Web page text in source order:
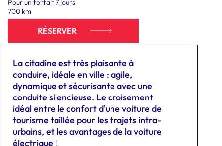
Pour un forfait7 jours
700 km
RÉSERVER
La citadine est très plaisante à
conduire, idéale en ville : agile,
dynamique et sécurisante avec une
conduite silencieuse. Le croisement
idéal entre le confort d'unevoiture de
tourismetaillée pour les trajets intra-
urbains, et les avantages de lavoiture
électrique !